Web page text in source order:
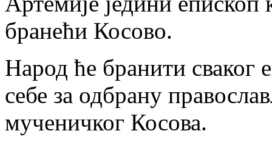
бранећи Косово.
Народ ће бранити сваког
себе за одбрану
мученичког Косова.